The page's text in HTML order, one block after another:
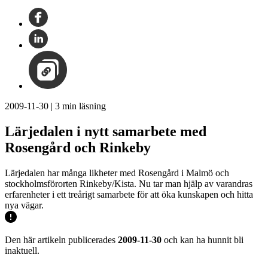
2009-11-30 | 3 min läsning
Lärjedalen i nytt samarbete med
Rosengård och Rinkeby
Lärjedalen har många likheter med Rosengård i Malmö och
stockholmsförorten Rinkeby/Kista. Nu tar man hjälp av varandras
erfarenheter i ett treårigt samarbete för att öka kunskapen och hitta
nya vägar.
Den här artikeln publicerades 2009-11-30 och kan ha hunnit bli
inaktuell.